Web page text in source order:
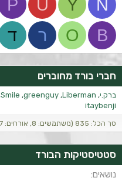
N
Y
U
P
B
O ר ד
חברי בורד מחוברים
ברק.י Liberman
greenguy
Smile
itaybenji
סך הכל: 835 (משתמשים: 8, אורחים: 827)
סטטיסטיקות הבורד
נושאים